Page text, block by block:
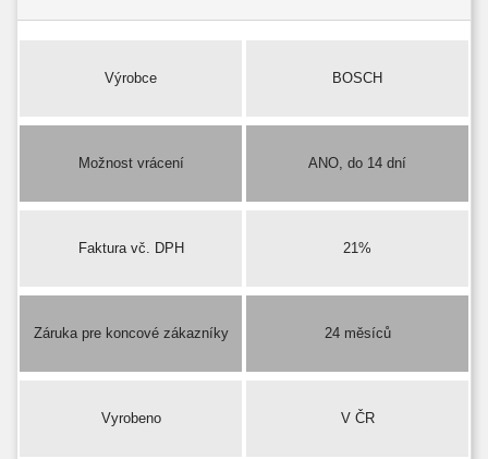
Výrobce BOSCH
Možnost vrácení ANO, do 14 dní
Faktura vč. DPH 21%
Záruka pre koncové zákazníky 24 měsíců
Vyrobeno V ČR